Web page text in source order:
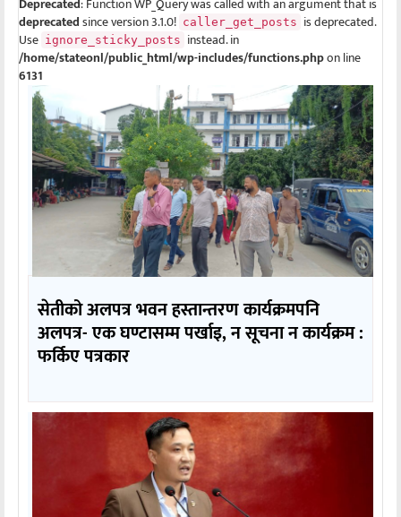
deprecatedsince version 3.1.0! caller_get_posts is deprecated.
Use ignore_sticky_posts instead. in
/home/stateonl/public_html/wp-includes/functions.phpon line
6131
सेतीको अलपत्र भवन हस्तान्तरण कार्यक्रमपनि
अलपत्र- एक घण्टासम्म पर्खाइ, न सूचना न कार्यक्रम :
फर्किए पत्रकार